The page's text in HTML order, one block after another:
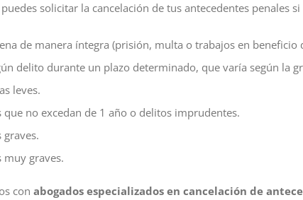
solicitar la cancelación de tus antecedentes penales
de manera íntegra (prisión, multa o trabajos en beneficio
delito durante un plazo determinado, que varía según la
leves.
no excedan de 1 año o delitos imprudentes.
graves.
con abogados especializados en cancelación de